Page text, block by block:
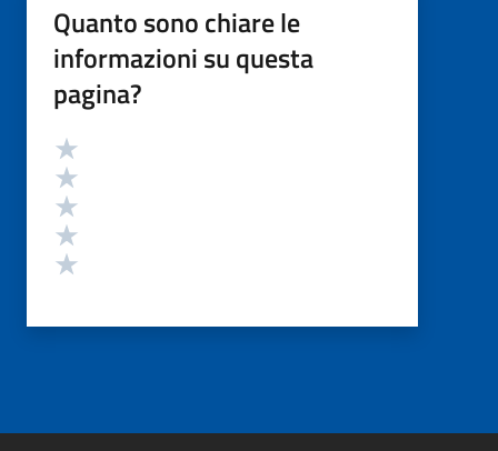
Quanto sono chiare le
informazioni su questa
pagina?
Valutazione